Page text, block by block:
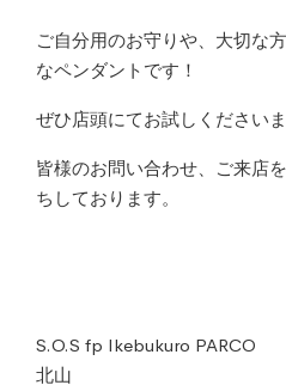
ご自分用のお守りや、大切な
なペンダントです！
ぜひ店頭にてお試しくださいま
皆様のお問い合わせ、ご来店
ちしております。
S.O.S fp Ikebukuro PARCO
北山